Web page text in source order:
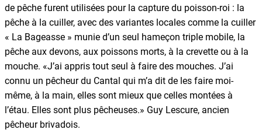
de pêche furent utilisées pour la capture du poisson-roi : la
pêche à la cuiller, avec des variantes locales comme la cuiller
« La Bageasse » munie d’un seul hameçon triple mobile, la
pêche aux devons, aux poissons morts, à la crevette ou à la
mouche. «J’ai appris tout seul à faire des mouches. J’ai
connu un pêcheur du Cantal qui m’a dit de les faire moi-
même, à la main, elles sont mieux que celles montées à
l’étau. Elles sont plus pêcheuses.» Guy Lescure, ancien
pêcheur brivadois.